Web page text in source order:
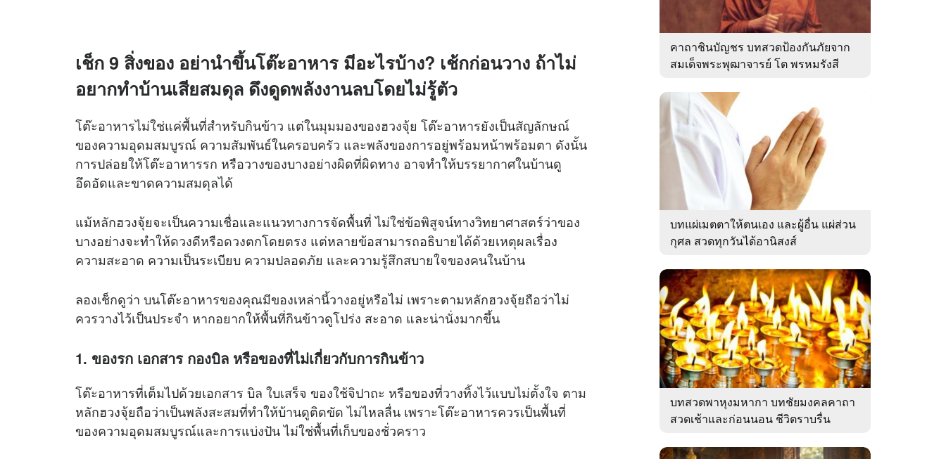
เช็ก 9 สิ่งของ อย่านำขึ้นโต๊ะอาหาร มีอะไรบ้าง? เช้กก่อนวาง ถ้าไม่
อยากทำบ้านเสียสมดุล ดึงดูดพลังงานลบโดยไม่รู้ตัว
โต๊ะอาหารไม่ใช่แค่พื้นที่สำหรับกินข้าว แต่ในมุมมองของฮวงจุ้ย โต๊ะอาหารยังเป็นสัญลักษณ์
ของความอุดมสมบูรณ์ ความสัมพันธ์ในครอบครัว และพลังของการอยู่พร้อมหน้าพร้อมตา ดังนั้น
การปล่อยให้โต๊ะอาหารรก หรือวางของบางอย่างผิดที่ผิดทาง อาจทำให้บรรยากาศในบ้านดู
อึดอัดและขาดความสมดุลได้
แม้หลักฮวงจุ้ยจะเป็นความเชื่อและแนวทางการจัดพื้นที่ ไม่ใช่ข้อพิสูจน์ทางวิทยาศาสตร์ว่าของ
บางอย่างจะทำให้ดวงดีหรือดวงตกโดยตรง แต่หลายข้อสามารถอธิบายได้ด้วยเหตุผลเรื่อง
ความสะอาด ความเป็นระเบียบ ความปลอดภัย และความรู้สึกสบายใจของคนในบ้าน
ลองเช็กดูว่า บนโต๊ะอาหารของคุณมีของเหล่านี้วางอยู่หรือไม่ เพราะตามหลักฮวงจุ้ยถือว่าไม่
ควรวางไว้เป็นประจำ หากอยากให้พื้นที่กินข้าวดูโปร่ง สะอาด และน่านั่งมากขึ้น
1. ของรก เอกสาร กองบิล หรือของที่ไม่เกี่ยวกับการกินข้าว
โต๊ะอาหารที่เต็มไปด้วยเอกสาร บิล ใบเสร็จ ของใช้จิปาถะ หรือของที่วางทิ้งไว้แบบไม่ตั้งใจ ตาม
หลักฮวงจุ้ยถือว่าเป็นพลังสะสมที่ทำให้บ้านดูติดขัด ไม่ไหลลื่น เพราะโต๊ะอาหารควรเป็นพื้นที่
ของความอุดมสมบูรณ์และการแบ่งปัน ไม่ใช่พื้นที่เก็บของชั่วคราว
คาถาชินบัญชร บทสวดป้องกันภัยจาก
สมเด็จพระพุฒาจารย์ โต พรหมรังสี
บทแผ่เมตตาให้ตนเอง และผู้อื่น แผ่ส่วน
กุศล สวดทุกวันได้อานิสงส์
บทสวดพาหุงมหากา บทชัยมงคลคาถา
สวดเช้าและก่อนนอน ชีวิตราบรื่น